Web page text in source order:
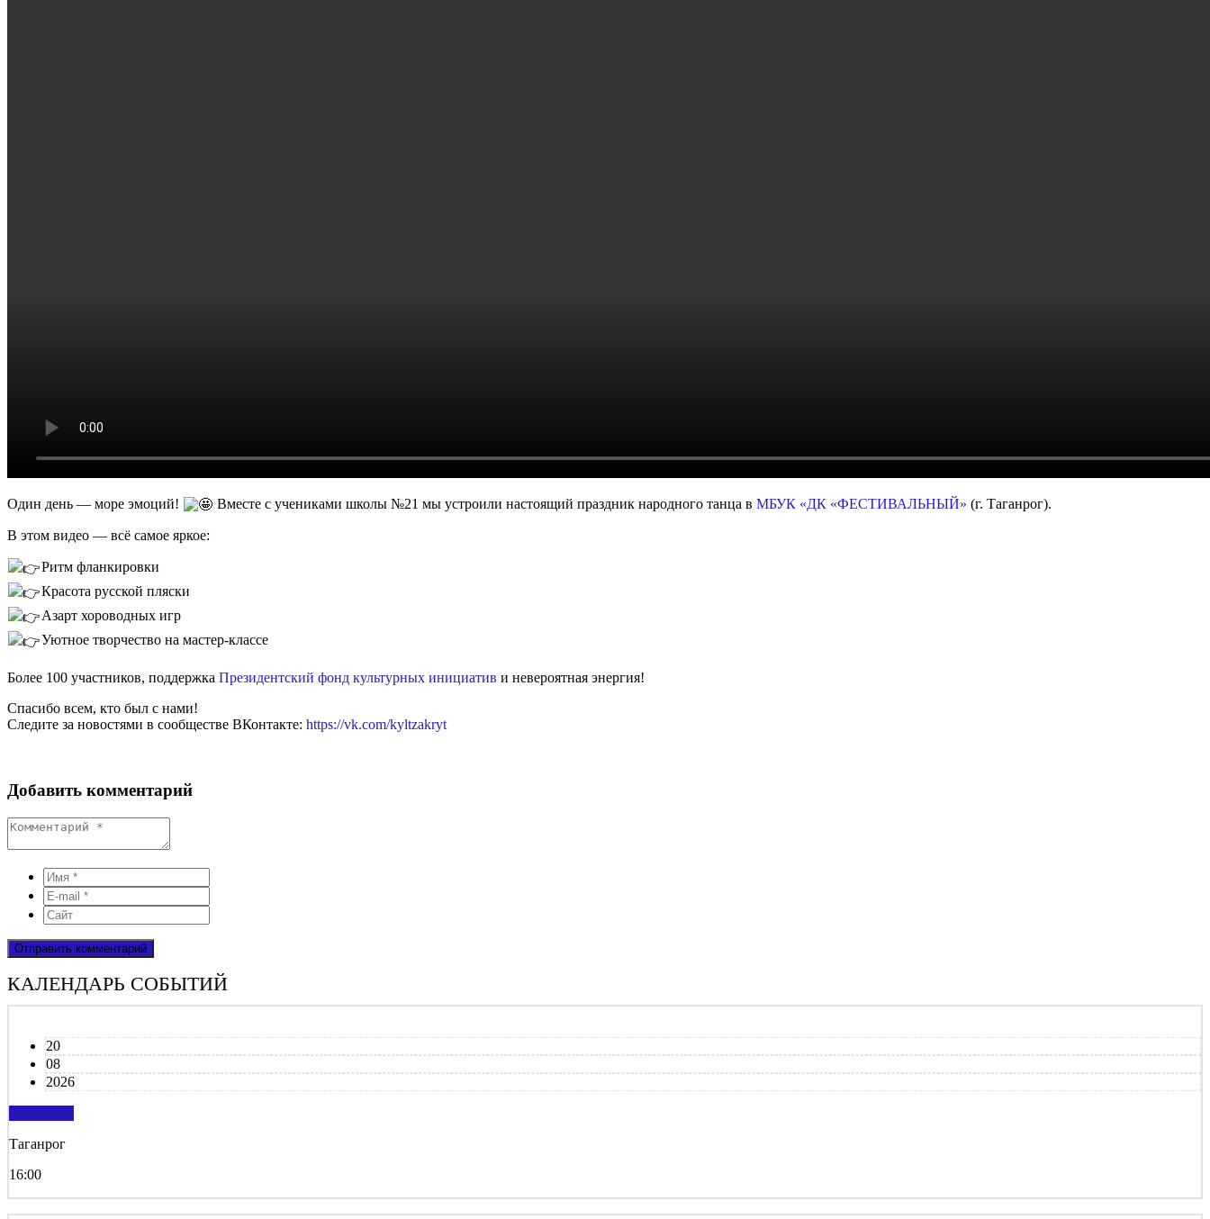
Один день — море эмоций! Вместе с учениками школы №21 мы устроили настоящий праздник народного танца вМБУК «ДК «ФЕСТИВАЛЬНЫЙ» (г. Таганрог).
В этом видео — всё самое яркое:
Ритм фланкировки
Красота русской пляски
Азарт хороводных игр
Уютное творчество на мастер-классе
Более 100 участников, поддержка Президентский фонд культурных инициатив и невероятная энергия!
Спасибо всем, кто был с нами!
Следите за новостями в сообществе ВКонтакте: https://vk.com/kyltzakryt
Добавить комментарий
КАЛЕНДАРЬ СОБЫТИЙ
20
08
2026
Таганрог
16:00